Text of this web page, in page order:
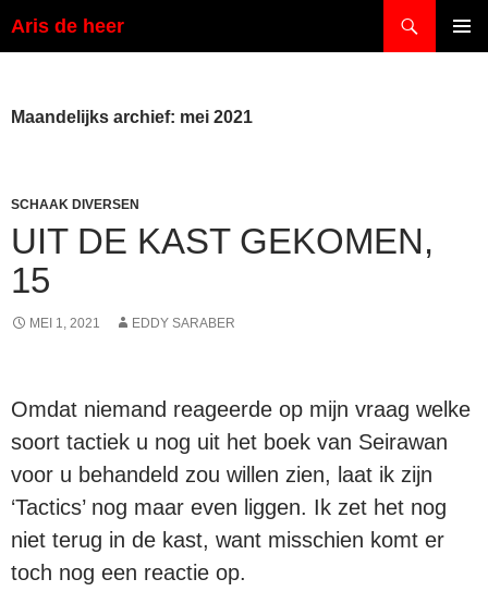
naar
Aris de heer
Maandelijks archief: mei 2021
SCHAAK DIVERSEN
UIT DE KAST GEKOMEN,
15
MEI 1, 2021 EDDY SARABER
Omdat niemand reageerde op mijn vraag welke
soort tactiek u nog uit het boek van Seirawan
voor u behandeld zou willen zien, laat ik zijn
‘Tactics’ nog maar even liggen. Ik zet het nog
niet terug in de kast, want misschien komt er
toch nog een reactie op.